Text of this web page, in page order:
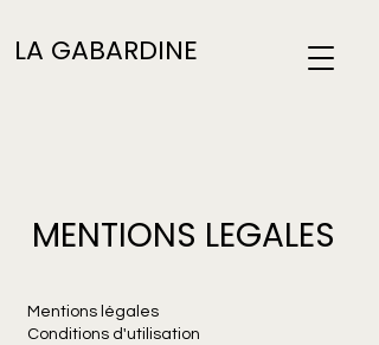
LA GABARDINE
MENTIONS LEGALES
Mentions légales
Conditions d'utilisation